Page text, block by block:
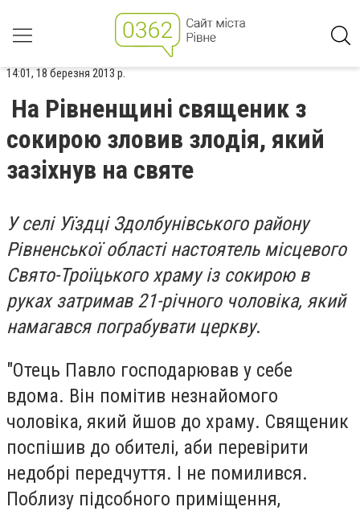
14:01, 18 березня 2013 р.
На Рівненщині священик з
сокирою зловив злодія, який
зазіхнув на святе
У селі Уїздці Здолбунівського району
Рівненської області настоятель місцевого
Свято-Троїцького храму із сокирою в
руках затримав 21-річного чоловіка, який
намагався пограбувати церкву.
"Отець Павло господарював у себе
вдома. Він помітив незнайомого
чоловіка, який йшов до храму. Священик
поспішив до обителі, аби перевірити
недобрі передчуття. І не помилився.
Поблизу підсобного приміщення,